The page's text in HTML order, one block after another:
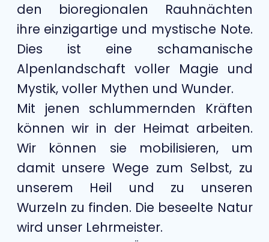
den bioregionalen Rauhnächten
ihre einzigartige und mystische Note.
Dies ist eine schamanische
Alpenlandschaft voller Magie und
Mystik, voller Mythen und Wunder.
Mit jenen schlummernden Kräften
können wir in der Heimat arbeiten.
Wir können sie mobilisieren, um
damit unsere Wege zum Selbst, zu
unserem Heil und zu unseren
Wurzeln zu finden. Die beseelte Natur
wird unser Lehrmeister.